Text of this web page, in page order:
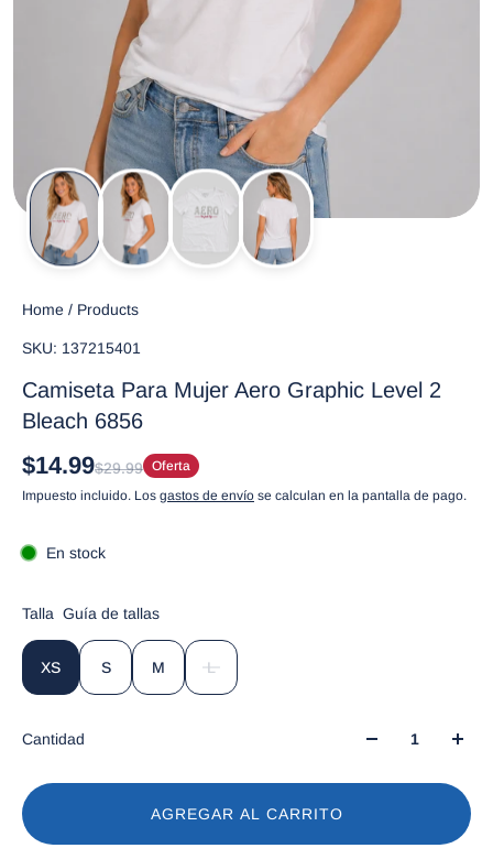
Home / Products
SKU: 137215401
Camiseta Para Mujer Aero Graphic Level 2
Bleach 6856
$14.99$29.99 Oferta
Impuesto incluido. Los gastos de envío se calculan en la pantalla de pago.
En stock
Talla Guía de tallas
XS S M L
Cantidad
AGREGAR AL CARRITO